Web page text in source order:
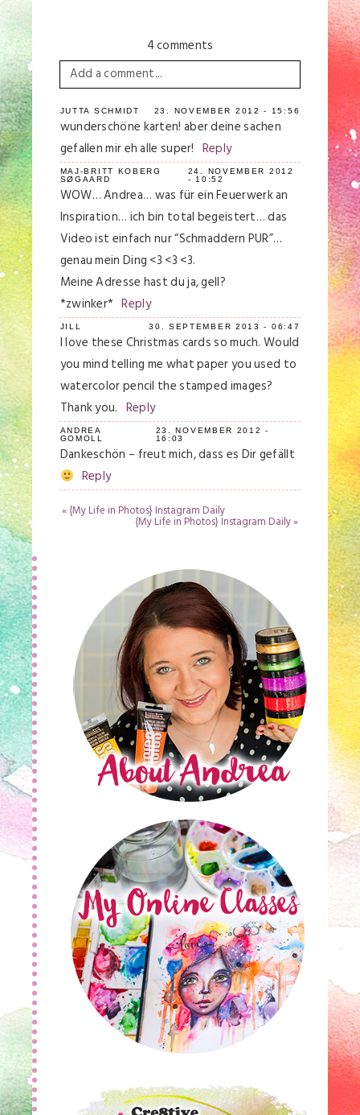
4 comments
Add a comment...
Your email isneverpublished or shared.
Required fields are marked *
Save my name, email, and website in this
browser for the next time I comment.
Post Comment
JUTTA SCHMIDT 23. NOVEMBER 2012 - 15:56
wunderschöne karten! aber deine sachen
gefallen mir eh alle super! Reply
MAJ-BRITT KOBERG
SØGAARD
24. NOVEMBER 2012
- 10:52
WOW… Andrea… was für ein Feuerwerk an
Inspiration… ich bin total begeistert… das
Video ist einfach nur “Schmaddern PUR”…
genau mein Ding <3 <3 <3.
Meine Adresse hast du ja, gell?
*zwinker* Reply
JILL 30. SEPTEMBER 2013 - 06:47
I love these Christmas cards so much. Would
you mind telling me what paper you used to
watercolor pencil the stamped images?
Thank you. Reply
ANDREA
GOMOLL
23. NOVEMBER 2012 -
16:03
Dankeschön – freut mich, dass es Dir gefällt
Reply
«{My Life in Photos} Instagram Daily
{My Life in Photos} Instagram Daily»